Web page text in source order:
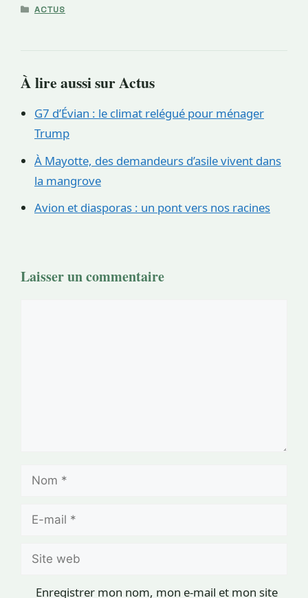
CATÉGORIES
ACTUS
À lire aussi sur Actus
G7 d’Évian : le climat relégué pour ménager
Trump
À Mayotte, des demandeurs d’asile vivent dans
la mangrove
Avion et diasporas : un pont vers nos racines
Laisser un commentaire
Nom
Site
Enregistrer mon nom, mon e-mail et mon site